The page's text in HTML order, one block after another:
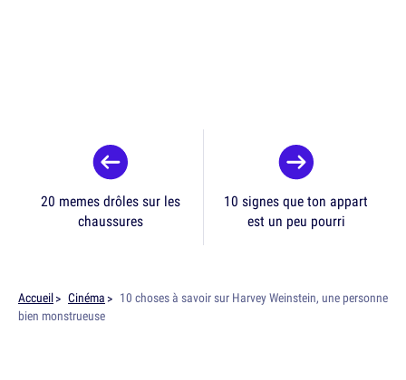
20 memes drôles sur les
chaussures
10 signes que ton appart
est un peu pourri
Accueil Cinéma
10 choses à savoir sur Harvey Weinstein, une personne
bien monstrueuse